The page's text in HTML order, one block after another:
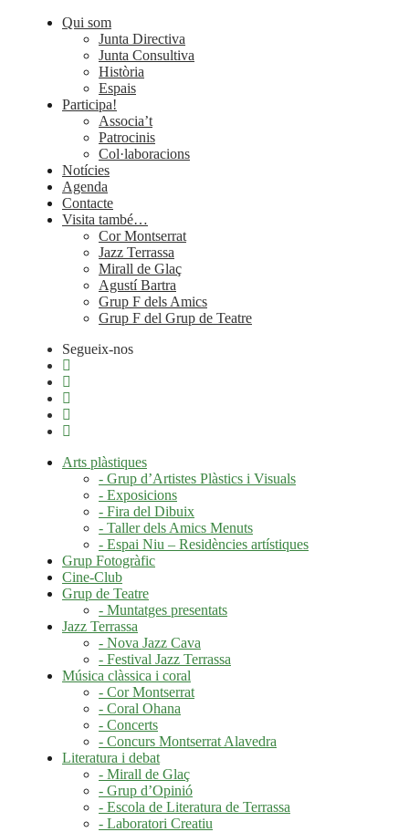
Qui som
Junta Directiva
Junta Consultiva
Història
Espais
Participa!
Associa’t
Patrocinis
Col·laboracions
Notícies
Agenda
Contacte
Visita també…
Cor Montserrat
Jazz Terrassa
Mirall de Glaç
Agustí Bartra
Grup F dels Amics
Grup F del Grup de Teatre
Segueix-nos
Arts plàstiques
- Grup d’Artistes Plàstics i Visuals
- Exposicions
- Fira del Dibuix
- Taller dels Amics Menuts
- Espai Niu – Residències artístiques
Grup Fotogràfic
Cine-Club
Grup de Teatre
- Muntatges presentats
Jazz Terrassa
- Nova Jazz Cava
- Festival Jazz Terrassa
Música clàssica i coral
- Cor Montserrat
- Coral Ohana
- Concerts
- Concurs Montserrat Alavedra
Literatura i debat
- Mirall de Glaç
- Grup d’Opinió
- Escola de Literatura de Terrassa
- Laboratori Creatiu